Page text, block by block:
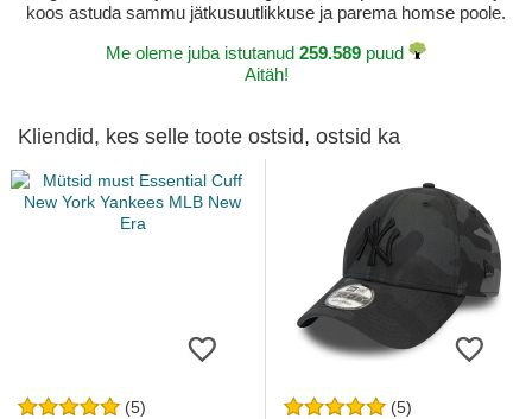
koos astuda sammu jätkusuutlikkuse ja parema homse poole.
Me oleme juba istutanud 259.589 puud
Aitäh!
Kliendid, kes selle toote ostsid, ostsid ka
(5) (5)